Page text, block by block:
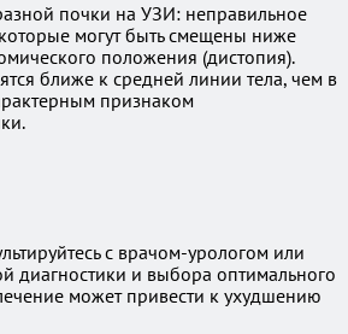
почки на УЗИ: неправильное
могут быть смещены ниже
положения (дистопия).
ближе к средней линии тела, чем в
признаком
с врачом-урологом или
диагностики и выбора оптимального
может привести к ухудшению